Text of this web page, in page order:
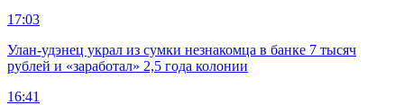
17:03
Улан-удэнец украл из сумки незнакомца в банке 7 тысяч
рублей и «заработал» 2,5 года колонии
16:41